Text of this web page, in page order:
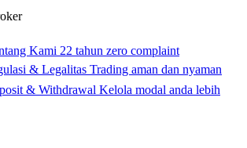
Kami 22 tahun zero complaint
& Legalitas Trading aman dan nyaman
& Withdrawal Kelola modal anda lebih